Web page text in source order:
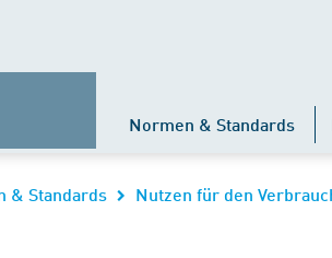
Normen & Standards
& Standards Nutzen für den